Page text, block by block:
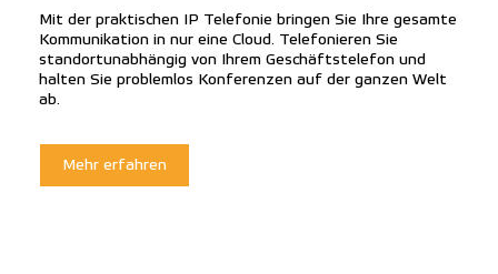
Mit der praktischen IP Telefonie bringen Sie Ihre gesamte
Kommunikation in nur eine Cloud. Telefonieren Sie
standortunabhängig von Ihrem Geschäftstelefon und
halten Sie problemlos Konferenzen auf der ganzen Welt
ab.
Mehr erfahren